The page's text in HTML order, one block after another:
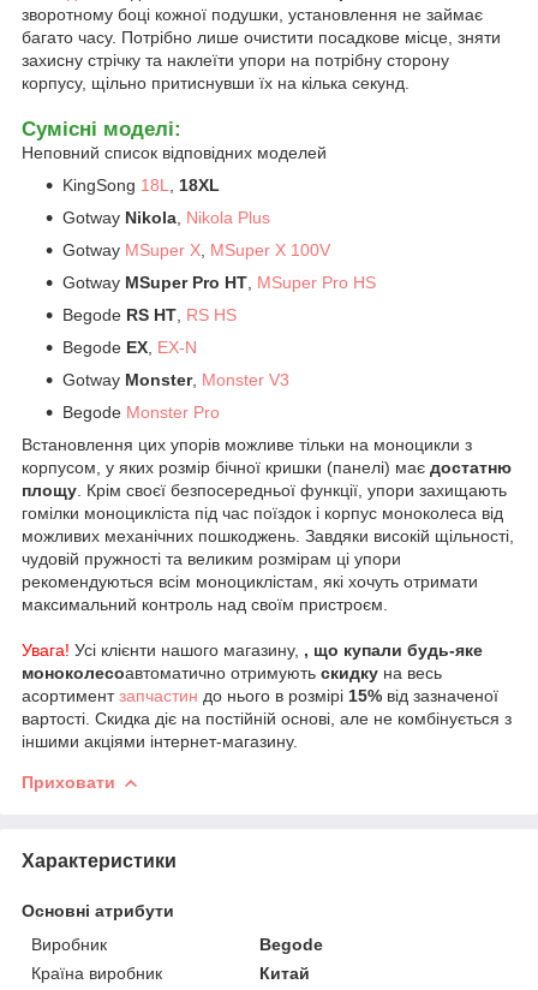
зворотному боці кожної подушки, установлення не займає
багато часу. Потрібно лише очистити посадкове місце, зняти
захисну стрічку та наклеїти упори на потрібну сторону
корпусу, щільно притиснувши їх на кілька секунд.
Сумісні моделі:
Неповний список відповідних моделей
KingSong 18L
18XL
Gotway Nikola Nikola Plus
Gotway MSuper X MSuper X 100V
Gotway MSuper Pro HT MSuper Pro HS
Begode RS HT RS HS
Begode EX EX-N
Gotway Monster, Monster V3
Begode Monster Pro
Встановлення цих упорів можливе тільки на моноцикли з
корпусом, у яких розмір бічної кришки (панелі) має достатню
площу . Крім своєї безпосередньої функції, упори захищають
гомілки моноцикліста під час поїздок і корпус моноколеса від
можливих механічних пошкоджень. Завдяки високій щільності,
чудовій пружності та великим розмірам ці упори
рекомендуються всім моноциклістам, які хочуть отримати
максимальний контроль над своїм пристроєм.
Увага! Усі клієнти нашого магазину, , що купали будь-яке
моноколесоавтоматично отримують скидку на весь
асортиментзапчастин до нього в розмірі 15% від зазначеної
вартості. Скидка діє на постійній основі, але не комбінується з
іншими акціями інтернет-магазину.
Приховати
Характеристики
Основні атрибути
Виробник
Begode
Країна виробник
Китай